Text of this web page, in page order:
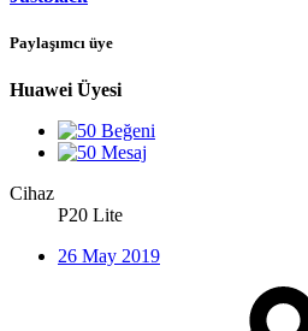
Paylaşımcı üye
Huawei Üyesi
Cihaz
P20 Lite
26 May 2019